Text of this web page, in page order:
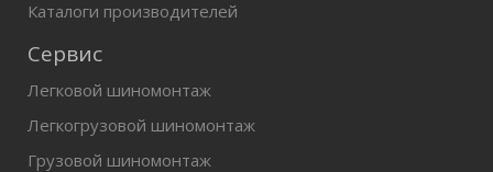
Каталоги производителей
Сервис
Легковой шиномонтаж
Легкогрузовой шиномонтаж
Грузовой шиномонтаж